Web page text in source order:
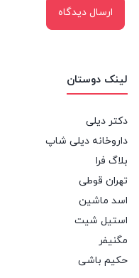
لینک دوستان
دکتر دیلی
داروخانه دیلی شاپ
بلاگ فرا
تهران قوطی
اسد ماشین
استیل شیت
مگنیفر
حکیم باشی